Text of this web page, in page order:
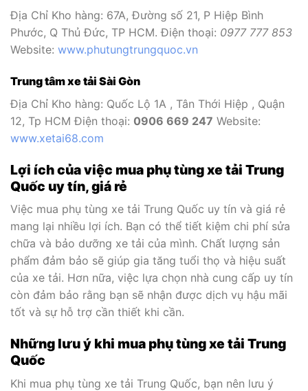
Địa Chỉ Kho hàng: 67A, Đường số 21, P Hiệp Bình
Phước, Q Thủ Đức, TP HCM. Điện thoại: 0977 777 853
Website: www.phutungtrungquoc.vn
Trung tâm xe tải Sài Gòn
Địa Chỉ Kho hàng: Quốc Lộ 1A , Tân Thới Hiệp , Quận
12, Tp HCM Điện thoại: 0906 669 247 Website:
www.xetai68.com
Lợi ích của việc mua phụ tùng xe tải Trung
Quốc uy tín, giá rẻ
Việc mua phụ tùng xe tải Trung Quốc uy tín và giá rẻ
mang lại nhiều lợi ích. Bạn có thể tiết kiệm chi phí sửa
chữa và bảo dưỡng xe tải của mình. Chất lượng sản
phẩm đảm bảo sẽ giúp gia tăng tuổi thọ và hiệu suất
của xe tải. Hơn nữa, việc lựa chọn nhà cung cấp uy tín
còn đảm bảo rằng bạn sẽ nhận được dịch vụ hậu mãi
tốt và sự hỗ trợ cần thiết khi cần.
Những lưu ý khi mua phụ tùng xe tải Trung
Quốc
Khi mua phụ tùng xe tải Trung Quốc, bạn nên lưu ý